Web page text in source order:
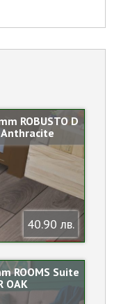
ROBUSTO D
Anthracite
40.90 лв.
ROOMS Suite
OAK